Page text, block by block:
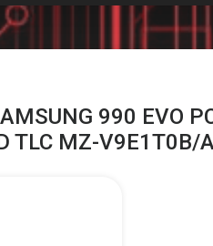
990 EVO
TLC MZ-V9E1T0B/